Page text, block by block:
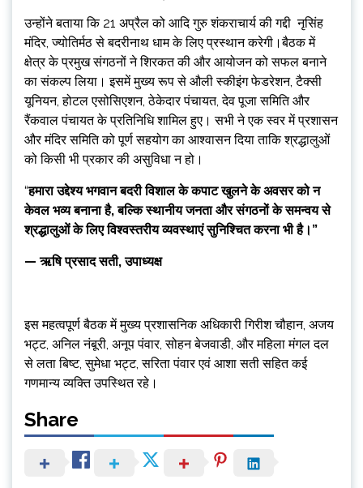
उन्होंने बताया कि 21 अप्रैल को आदि गुरु शंकराचार्य की गद्दी नृसिंह
मंदिर, ज्योतिर्मठ से बदरीनाथ धाम के लिए प्रस्थान करेगी।बैठक में
क्षेत्र के प्रमुख संगठनों ने शिरकत की और आयोजन को सफल बनाने
का संकल्प लिया। इसमें मुख्य रूप से औली स्कीइंग फेडरेशन, टैक्सी
यूनियन, होटल एसोसिएशन, ठेकेदार पंचायत, देव पूजा समिति और
रैंकवाल पंचायत के प्रतिनिधि शामिल हुए। सभी ने एक स्वर में प्रशासन
और मंदिर समिति को पूर्ण सहयोग का आश्वासन दिया ताकि श्रद्धालुओं
को किसी भी प्रकार की असुविधा न हो।
“हमारा उद्देश्य भगवान बदरी विशाल के कपाट खुलने के अवसर को न
केवल भव्य बनाना है, बल्कि स्थानीय जनता और संगठनों के समन्वय से
श्रद्धालुओं के लिए विश्वस्तरीय व्यवस्थाएं सुनिश्चित करना भी है।”
— ऋषि प्रसाद सती, उपाध्यक्ष
इस महत्वपूर्ण बैठक में मुख्य प्रशासनिक अधिकारी गिरीश चौहान, अजय
भट्ट, अनिल नंबूरी, अनूप पंवार, सोहन बेजवाडी, और महिला मंगल दल
से लता बिष्ट, सुमेधा भट्ट, सरिता पंवार एवं आशा सती सहित कई
गणमान्य व्यक्ति उपस्थित रहे।
Share